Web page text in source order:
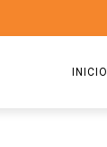
INICIO